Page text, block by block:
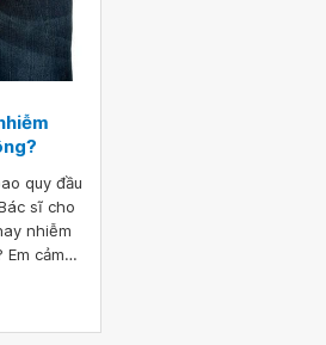
quy đầu
sĩ cho
nhiễm
cảm